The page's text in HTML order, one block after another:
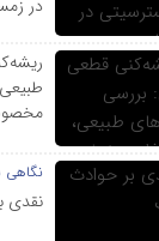
در
نگاهی
نقدی